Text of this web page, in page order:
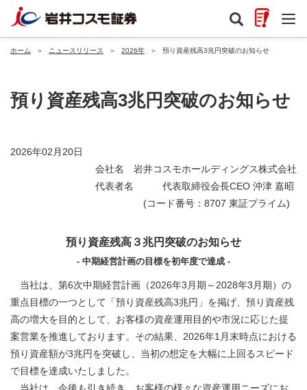
ホーム ＞ ニュースリリース ＞ 2026年 ＞ 預り資産残高3兆円突破のお知らせ
預り資産残高3兆円突破のお知らせ
2026年02月20日
会社名 岩井コスモホールディングス株式会社
代表者名 代表取締役会長CEO 沖津 嘉昭
(コード番号：8707 東証プライム)
預り資産残高３兆円突破のお知らせ
- 中期経営計画の目標を初年度で達成 -
当社は、第6次中期経営計画（2026年3月期～2028年3月期）の
重点目標の一つとして「預り資産残高3兆円」を掲げ、預り資産残
高の増大を目的として、お客様の資産運用目的や市況に応じた提
案営業を推進しております。その結果、2026年1月末時点における
預り資産額が3兆円を突破し、当初の想定を大幅に上回るスピード
で目標を達成いたしました。